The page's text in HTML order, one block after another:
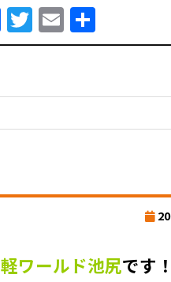
Facebook
Twitter
Email
有
軽ワールド池尻です！